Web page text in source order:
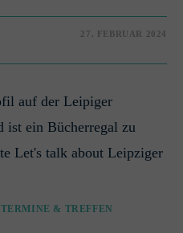
27. FEBRUAR 2024
TERMINE & TREFFEN